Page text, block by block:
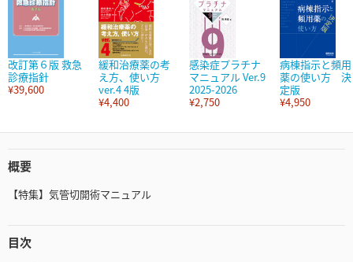
改訂第６版 救急
診療指針
¥39,600
緩和治療薬の考
え方、使い方
ver.4 4版
¥4,400
感染症プラチナ
マニュアル Ver.9
2025-2026
¥2,750
病棟指示と頻用
薬の使い方 決
定版
¥4,950
概要
【特集】気管切開術マニュアル
目次